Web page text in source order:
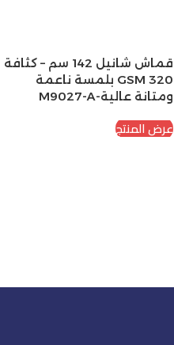
قماش شانيل 142 سم – كثافة
320 GSM بلمسة ناعمة
ومتانة عالية-M9027-A
عرض المنتج